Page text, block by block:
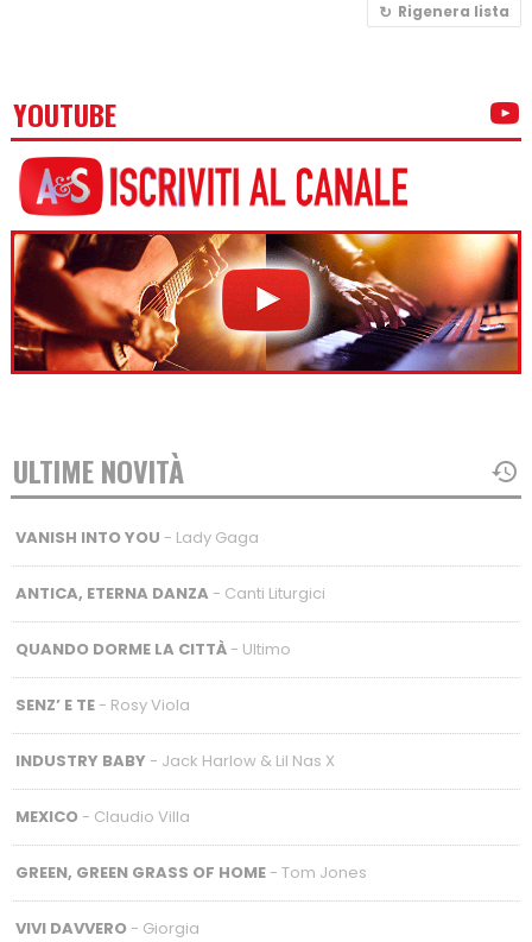
Rigenera lista
YOUTUBE
ULTIME NOVITÀ
VANISH INTO YOU - Lady Gaga
ANTICA, ETERNA DANZA - Canti Liturgici
QUANDO DORME LA CITTÀ- Ultimo
SENZ’ E TE- Rosy Viola
INDUSTRY BABY - Jack Harlow & Lil Nas X
MEXICO- Claudio Villa
GREEN, GREEN GRASS OF HOME- Tom Jones
VIVI DAVVERO- Giorgia